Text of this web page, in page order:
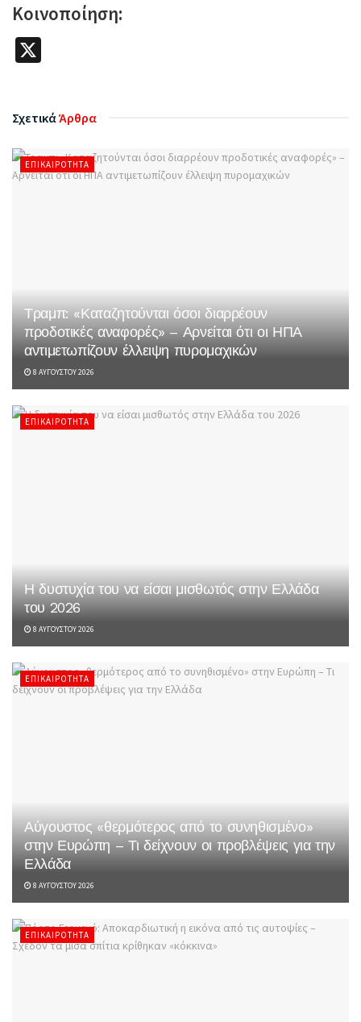
Κοινοποίηση:
ΣχετικάΆρθρα
ΕΠΙΚΑΙΡΌΤΗΤΑ
Τραμπ: «Καταζητούνται όσοι διαρρέουν
προδοτικές αναφορές» – Αρνείται ότι οι ΗΠΑ
αντιμετωπίζουν έλλειψη πυρομαχικών
8 ΑΥΓΟΎΣΤΟΥ 2026
ΕΠΙΚΑΙΡΌΤΗΤΑ
Η δυστυχία του να είσαι μισθωτός στην Ελλάδα
του 2026
8 ΑΥΓΟΎΣΤΟΥ 2026
ΕΠΙΚΑΙΡΌΤΗΤΑ
Αύγουστος «θερμότερος από το συνηθισμένο»
στην Ευρώπη – Τι δείχνουν οι προβλέψεις για την
Ελλάδα
8 ΑΥΓΟΎΣΤΟΥ 2026
ΕΠΙΚΑΙΡΌΤΗΤΑ